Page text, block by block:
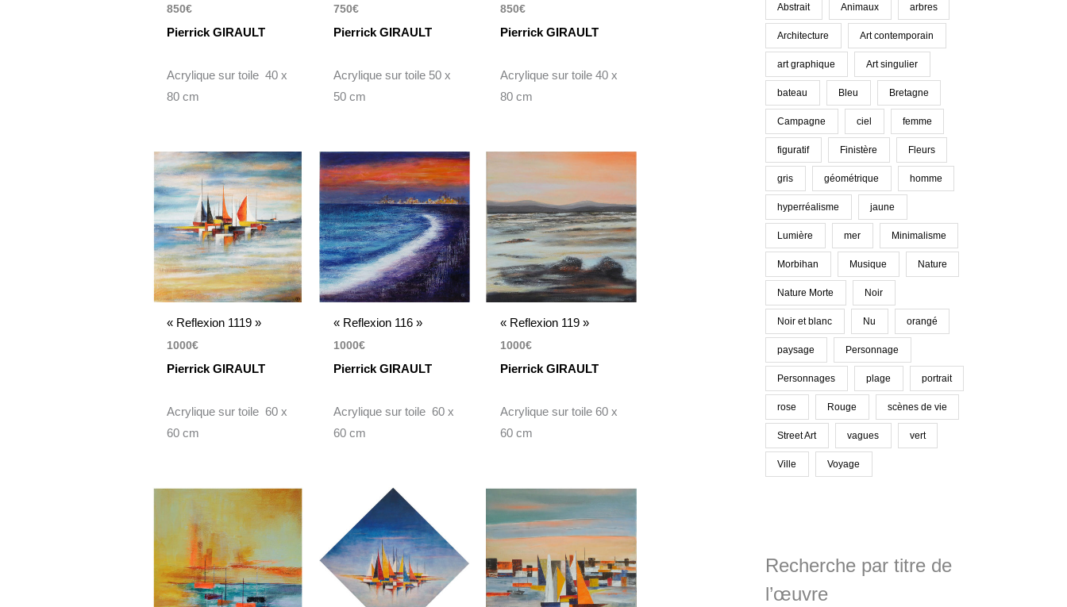
850€
Pierrick GIRAULT
Acrylique sur toile 40 x
80 cm
750€
Pierrick GIRAULT
Acrylique sur toile 50 x
50 cm
850€
Pierrick GIRAULT
Acrylique sur toile 40 x
80 cm
« Reflexion 1119 »
1000€
Pierrick GIRAULT
Acrylique sur toile 60 x
60 cm
« Reflexion 116 »
1000€
Pierrick GIRAULT
Acrylique sur toile 60 x
60 cm
« Reflexion 119 »
1000€
Pierrick GIRAULT
Acrylique sur toile 60 x
60 cm
Abstrait Animaux arbres
Architecture Art contemporain
art graphique Art singulier
bateau Bleu Bretagne
Campagne ciel femme
figuratif Finistère Fleurs
gris géométrique homme
hyperréalisme jaune
Lumière mer Minimalisme
Morbihan Musique Nature
Nature Morte Noir
Noir et blanc Nu orangé
paysage Personnage
Personnages plage portrait
rose Rouge scènes de vie
Street Art vagues vert
Ville Voyage
Recherche par titre de
l’œuvre